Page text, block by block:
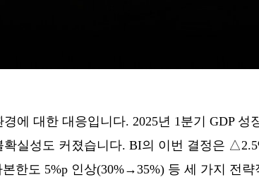
에 대한 대응입니다. 2025년 1분기 GDP 성
실성도 커졌습니다. BI의 이번 결정은
한도 5%p 인상(30%→35%) 등 세 가지 전